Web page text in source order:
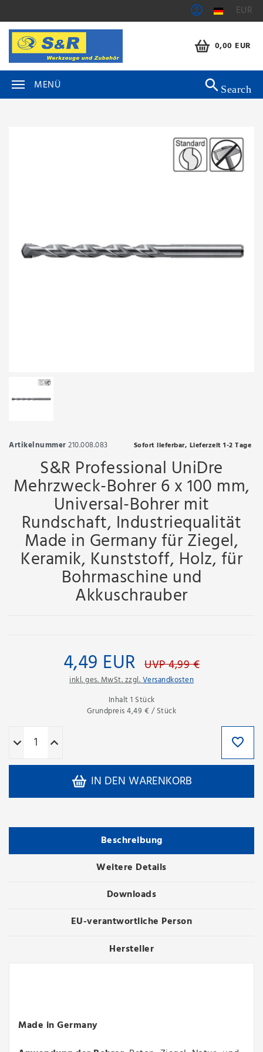
EUR
0,00 EUR
MENÜ Search
Artikelnummer210.008.083 Sofort lieferbar, Lieferzeit 1-2 Tage
S&R Professional UniDre
Mehrzweck-Bohrer 6 x 100 mm,
Universal-Bohrer mit
Rundschaft, Industriequalität
Made in Germany für Ziegel,
Keramik, Kunststoff, Holz, für
Bohrmaschine und
Akkuschrauber
4,49 EUR UVP 4,99 €
inkl. ges. MwSt. zzgl.Versandkosten
Inhalt1 Stück
Grundpreis4,49 € / Stück
IN DEN WARENKORB
Beschreibung
Weitere Details
Downloads
EU-verantwortliche Person
Hersteller
Made in Germany